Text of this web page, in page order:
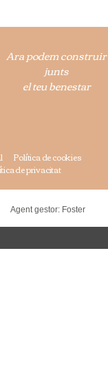
Ara podem construir
junts
el teu benestar
Política de cookies
de privacitat
Agent gestor: Foster